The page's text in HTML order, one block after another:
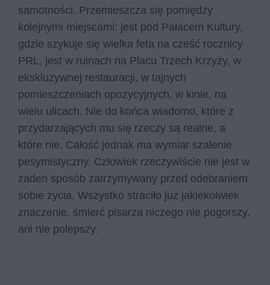
samotności. Przemieszcza się pomiędzy
kolejnymi miejscami: jest pod Pałacem Kultury,
gdzie szykuje się wielka feta na cześć rocznicy
PRL, jest w ruinach na Placu Trzech Krzyży, w
ekskluzywnej restauracji, w tajnych
pomieszczeniach opozycyjnych, w kinie, na
wielu ulicach. Nie do końca wiadomo, które z
przydarzających mu się rzeczy są realne, a
które nie. Całość jednak ma wymiar szalenie
pesymistyczny. Człowiek rzeczywiście nie jest w
żaden sposób zatrzymywany przed odebraniem
sobie życia. Wszystko straciło już jakiekolwiek
znaczenie, śmierć pisarza niczego nie pogorszy,
ani nie polepszy.